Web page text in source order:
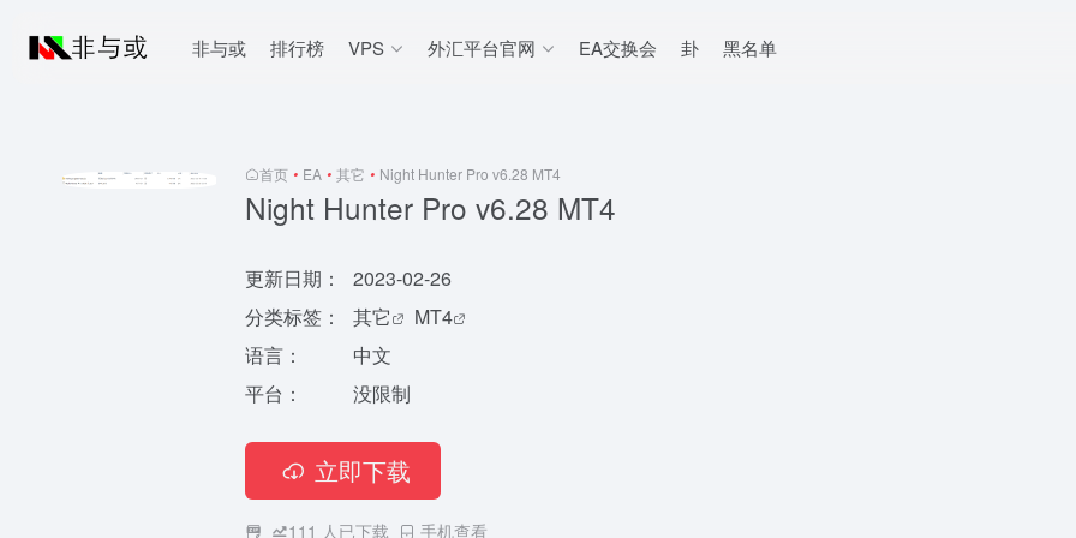
非与或 排行榜 VPS 外汇平台官网 EA交换会 卦 黑名单
首页 • EA • 其它 • Night Hunter Pro v6.28 MT4
Night Hunter Pro v6.28 MT4
更新日期：
2023-02-26
分类标签：
其它
MT4
语言：
中文
平台：
没限制
立即下载
111 人已下载 手机查看